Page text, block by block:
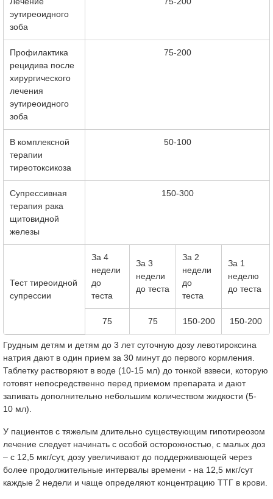
эутиреоидного
зоба
Профилактика
рецидива после
хирургического
лечения
эутиреоидного
зоба
75-200
В комплексной
терапии
тиреотоксикоза
50-100
Супрессивная
терапия рака
щитовидной
железы
150-300
Тест тиреоидной
супрессии
За 4
недели
до
теста
За 3
недели
до теста
За 2
недели
до
теста
За 1
неделю
до теста
75 75 150-200 150-200
Грудным детям и детям до 3 лет суточную дозу левотироксина
натрия дают в один прием за 30 минут до первого кормления.
Таблетку растворяют в воде (10-15 мл) до тонкой взвеси, которую
готовят непосредственно перед приемом препарата и дают
запивать дополнительно небольшим количеством жидкости (5-
10 мл).
У пациентов с тяжелым длительно существующим гипотиреозом
лечение следует начинать с особой осторожностью, с малых доз
– с 12,5 мкг/сут, дозу увеличивают до поддерживающей через
более продолжительные интервалы времени - на 12,5 мкг/сут
каждые 2 недели и чаще определяют концентрацию ТТГ в крови.